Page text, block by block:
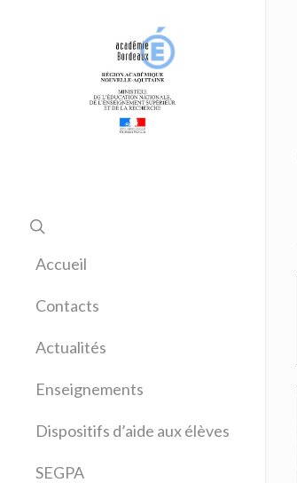
Accueil
Contacts
Actualités
Enseignements
Allemand
Anglais
Arts plastiques
Dispositifs d’aide aux élèves
SEGPA